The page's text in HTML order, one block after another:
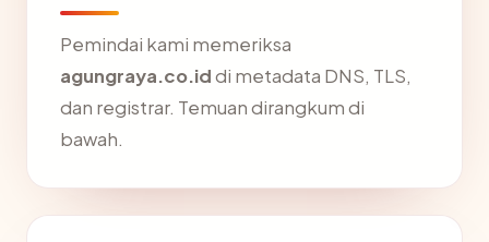
Pemindai kami memeriksa
agungraya.co.iddi metadata DNS, TLS,
dan registrar. Temuan dirangkum di
bawah.